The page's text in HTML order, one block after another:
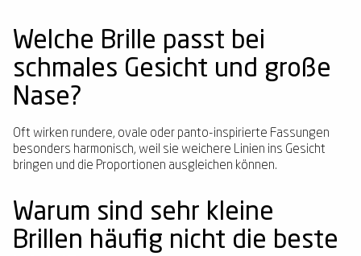
Welche Brille passt bei
schmales Gesicht und große
Nase?
Oft wirken rundere, ovale oder panto-inspirierte Fassungen
besonders harmonisch, weil sie weichere Linien ins Gesicht
bringen und die Proportionen ausgleichen können.
Warum sind sehr kleine
Brillen häufig nicht die beste